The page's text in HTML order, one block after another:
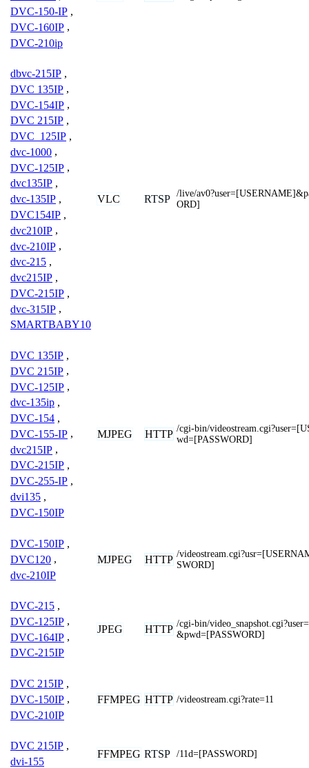
DVC-150-IP ,
DVC-160IP ,
DVC-210ip
dbvc-215IP ,
DVC 135IP ,
DVC-154IP ,
DVC 215IP ,
DVC_125IP ,
dvc-1000 ,
DVC-125IP ,
dvc135IP ,
dvc-135IP ,
DVC154IP ,
dvc210IP ,
dvc-210IP ,
dvc-215 ,
dvc215IP ,
DVC-215IP ,
dvc-315IP ,
SMARTBABY10
VLC RTSP /live/
ORD]
DVC 135IP ,
DVC 215IP ,
DVC-125IP ,
dvc-135ip ,
DVC-154 ,
DVC-155-IP ,
dvc215IP ,
DVC-215IP ,
DVC-255-IP ,
dvi135 ,
DVC-150IP
MJPEG HTTP /cgi-bin/
wd=[PASSWORD]
DVC-150IP ,
DVC120 ,
dvc-210IP
MJPEG HTTP /
SWORD]
DVC-215 ,
DVC-125IP ,
DVC-164IP ,
DVC-215IP
JPEG HTTP /cgi-bin/
&pwd=[PASSWORD]
DVC 215IP ,
DVC-150IP ,
DVC-210IP
FFMPEG HTTP /videostream.cgi?rate=11
DVC 215IP ,
dvi-155
FFMPEG RTSP /11d=[PASSWORD]